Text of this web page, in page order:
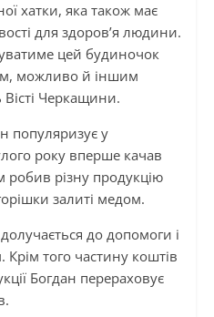
хатки, яка також має
для здоров’я людини.
цей будиночок
можливо й іншим
Черкащини.
популяризує у
року вперше качав
робив різну продукцію
залиті медом.
до допомоги і
того частину коштів
Богдан перераховує